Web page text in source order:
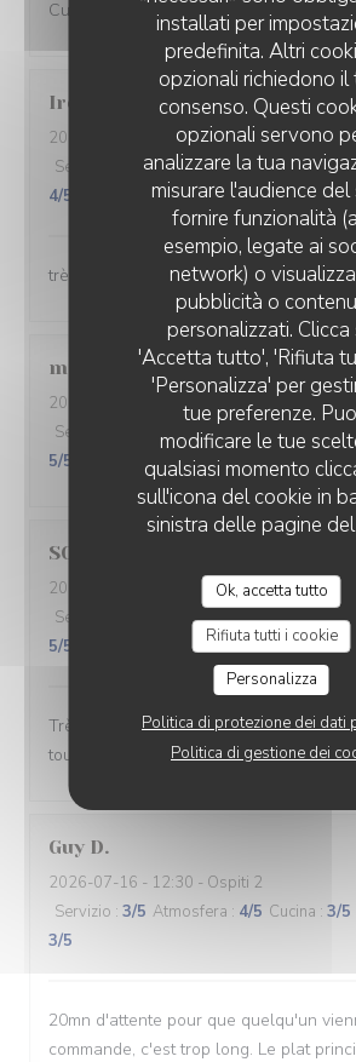
installati per
predefinita. Altri
opzionali richiedono il
consenso. Questi
opzionali servono
analizzare la tua
misurare l'audience del
fornire funzionalità
esempio, legate ai
network) o
pubblicità o
personalizzati. Clicca
'Accetta tutto', 'Rifiuta
'Personalizza' per
tue preferenze.
modificare le tue
qualsiasi momento
sull'icona del cookie in
sinistra delle pagine
Ok, accetta tutto
Rifiuta tutti i cookie
Personalizza
Politica di protezione dei dati
Politica di gestione dei
Cuisine raffinée et inventive
Irène
2026-07-31
- 20:00 - Ospiti 7
Servizio
/5 Atmosfera: 5/5 Cucina: 4/5
4/5
très bon repas et surtout terrasse très
magaly
2026-07-24
- 20:45 - Ospiti 4
Servizio
Atmosfera: 5/5 Cucina: 5/5
5/5
SOPHIE
2026-07-22
- 19:45 - Ospiti 2
Servizio
Atmosfera:5/5 Cucina:5/5
5/5
Très bon dîner. Accueil très
toujours aussi agréable.
Guy D
2026-07-16 - 12:30 - Ospiti 2
Servizio : 3/5 Atmosfera : 4/5 Cucina : 3/5
3/5
20mn d'attente pour que quelqu'un
commande, c'est trop long. Le plat